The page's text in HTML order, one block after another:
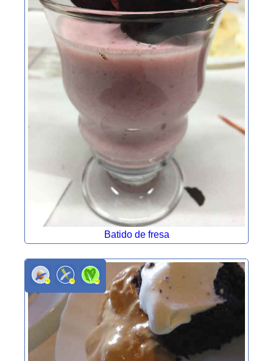
Batido de fresa